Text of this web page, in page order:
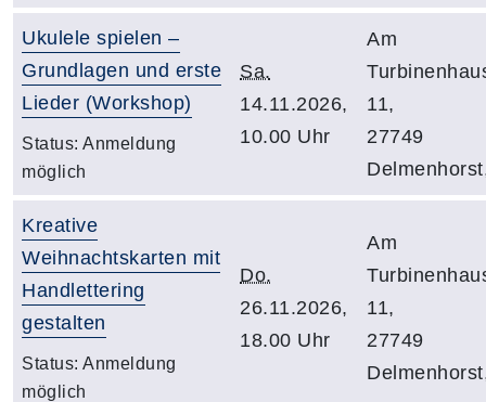
Ukulele spielen –
Grundlagen und erste
Lieder (Workshop)
Status: Anmeldung
möglich
Sa.
14.11.2026,
10.00 Uhr
Am
11,
27749
Kreative
Weihnachtskarten mit
Handlettering
gestalten
Status: Anmeldung
möglich
Do.
26.11.2026,
18.00 Uhr
Am
11,
27749